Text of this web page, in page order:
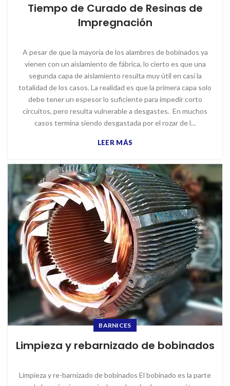
Tiempo de Curado de Resinas de
Impregnación
A pesar de que la mayoría de los alambres de bobinados ya
vienen con un aislamiento de fábrica, lo cierto es que una
segunda capa de aislamiento resulta muy útil en casi la
totalidad de los casos. La realidad es que la primera capa solo
debe tener un espesor lo suficiente para impedir corto
circuitos, pero resulta vulnerable a desgastes. En muchos
casos termina siendo desgastada por el rozar de l...
LEER MÁS
BARNICES
Limpieza y rebarnizado de bobinados
Limpieza y re-barnizado de bobinados El bobinado es la parte